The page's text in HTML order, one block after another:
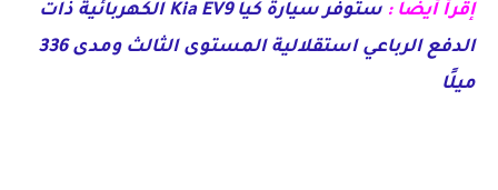
إقرأ أيضا :
ستوفر سيارة كيا Kia EV9 الكهربائية ذات
الدفع الرباعي استقلالية المستوى الثالث ومدى 336
ميلًا